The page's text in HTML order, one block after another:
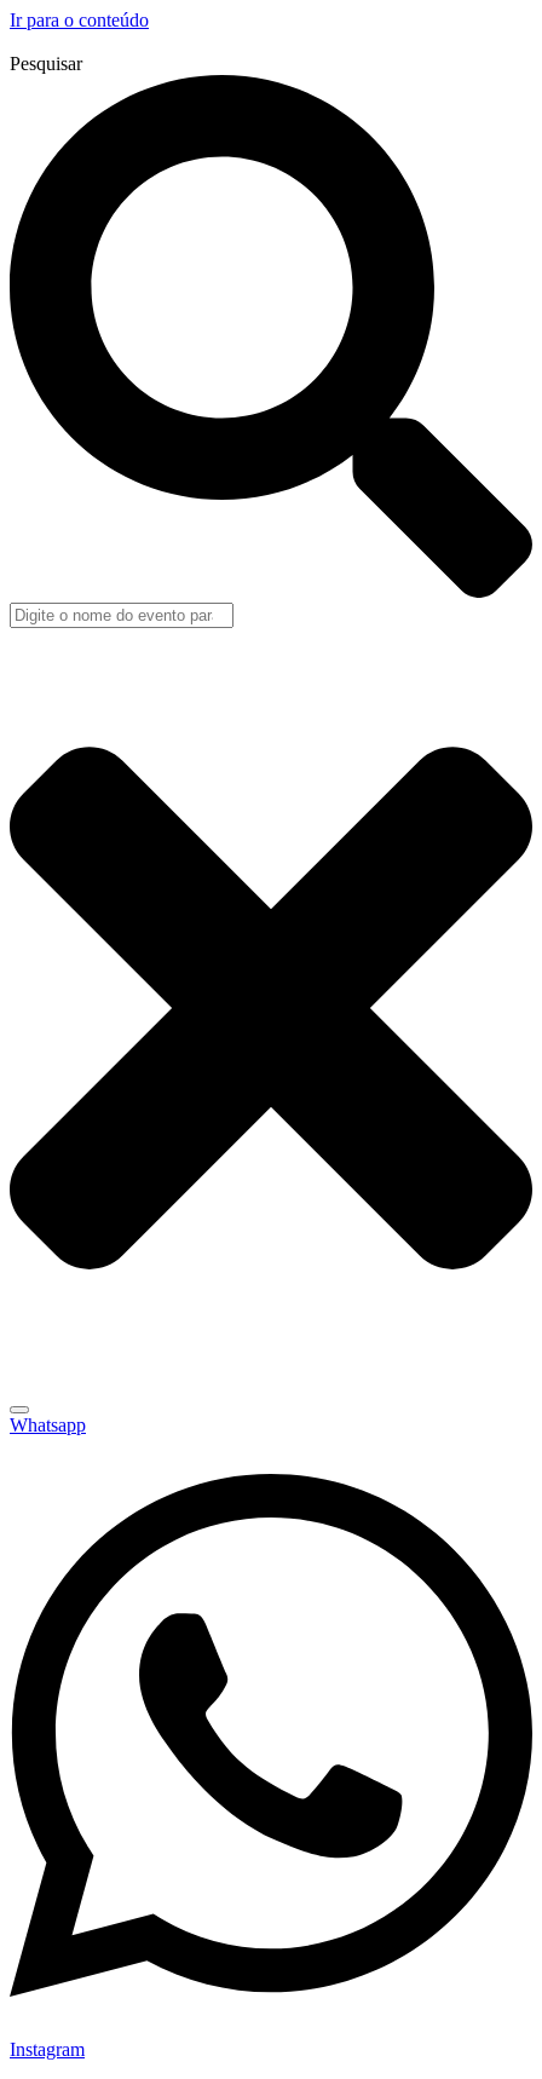
Ir para o conteúdo
Pesquisar
Whatsapp
Instagram